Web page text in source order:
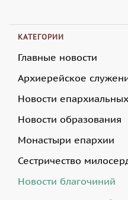
КАТЕГОРИИ
Главные новости
Архиерейское
Новости
Новости образования
Монастыри епархии
Сестричество
Новости благочиний